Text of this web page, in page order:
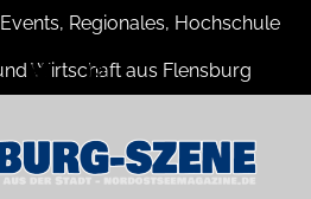
Regionales, Hochschule
Wirtschaft aus Flensburg